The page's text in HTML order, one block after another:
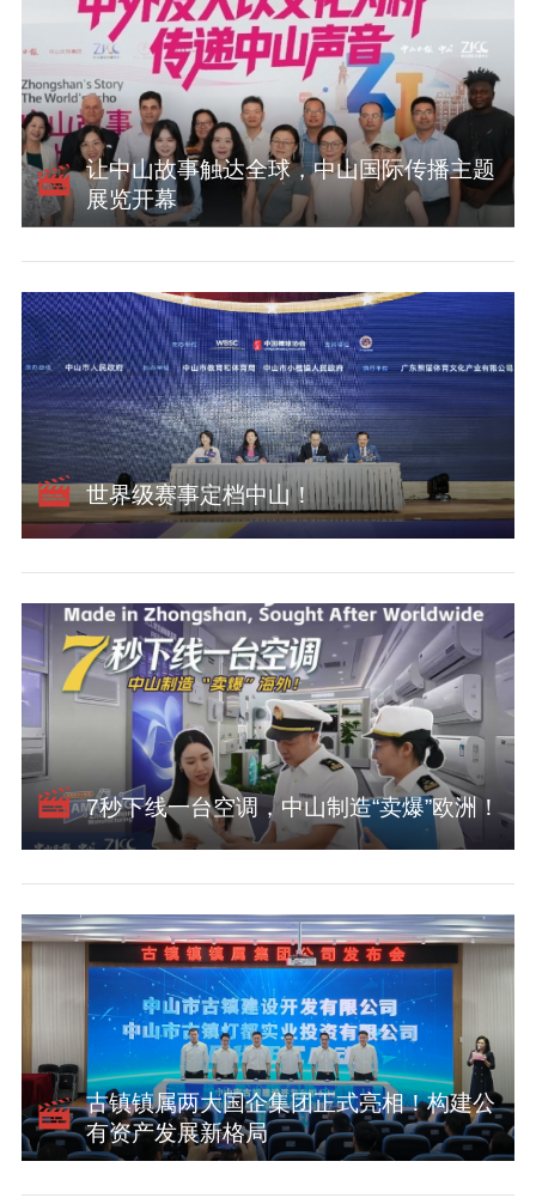
让中山故事触达全球，中山国际传播主题
展览开幕
世界级赛事定档中山！
7秒下线一台空调，中山制造“卖爆”欧洲！
古镇镇属两大国企集团正式亮相！构建公
有资产发展新格局